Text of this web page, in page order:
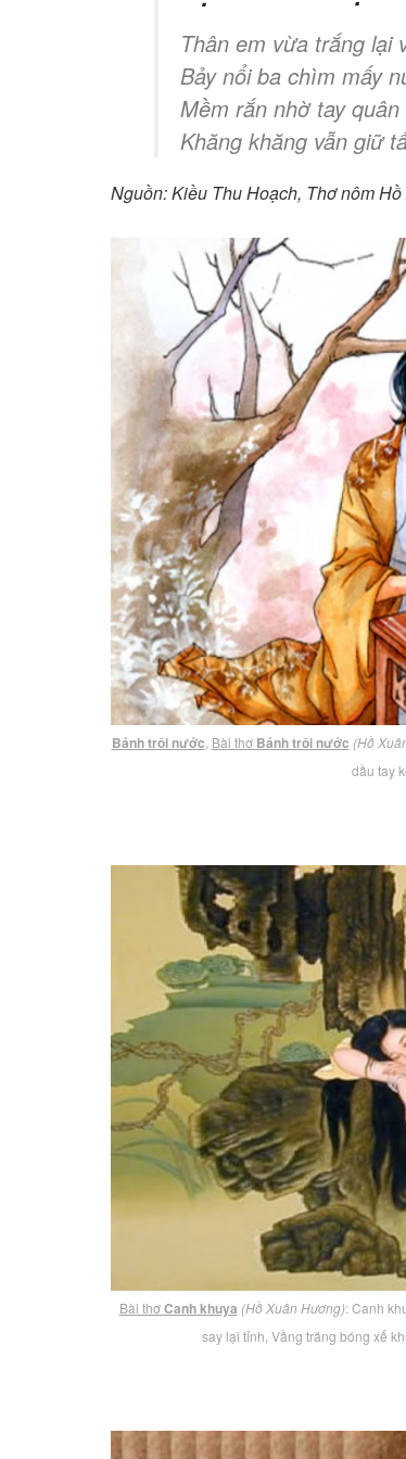
Thân em vừa trắng lại
Bảy nổi ba chìm mấy
Mềm rắn nhờ tay
Khăng khăng vẫn giữ
Nguồn: Kiều Thu Hoạch, Thơ nôm
Bánh trôi nước Bài thơ Bánh trôi nước (Hồ
dầu tay
Bài thơCanh khuya (Hồ Xuân Hương): Canh
say lại tỉnh, Vầng trăng bóng xế